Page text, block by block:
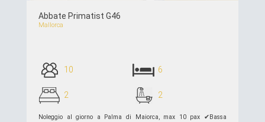
Abbate Primatist G46
Mallorca
10 6
2 2
Noleggio al giorno a Palma di Maiorca, max 10 pax ✔︎Bassa